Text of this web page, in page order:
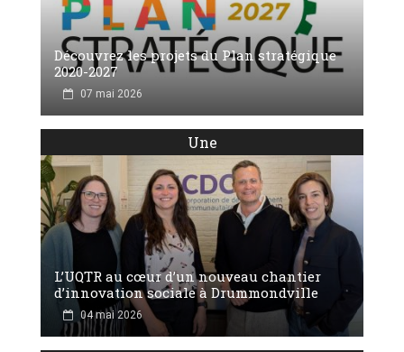
Découvrez les projets du Plan stratégique
2020-2027
07 mai 2026
Une
L’UQTR au cœur d’un nouveau chantier
d’innovation sociale à Drummondville
04 mai 2026